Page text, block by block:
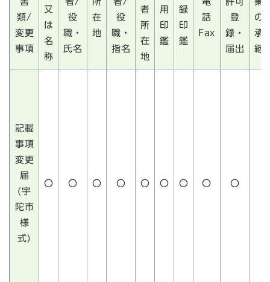
類/
変更
事項
又
は
名
称
役
職・
氏名
在
地
役
職・
指名
者
所
在
地
用
印
鑑
録
印
鑑
話
Fax
登
録・
届出
の
承
継
記載
事項
変更
届
(宇
陀市
様
式)
〇 〇 〇 〇 〇 〇 〇 〇 〇